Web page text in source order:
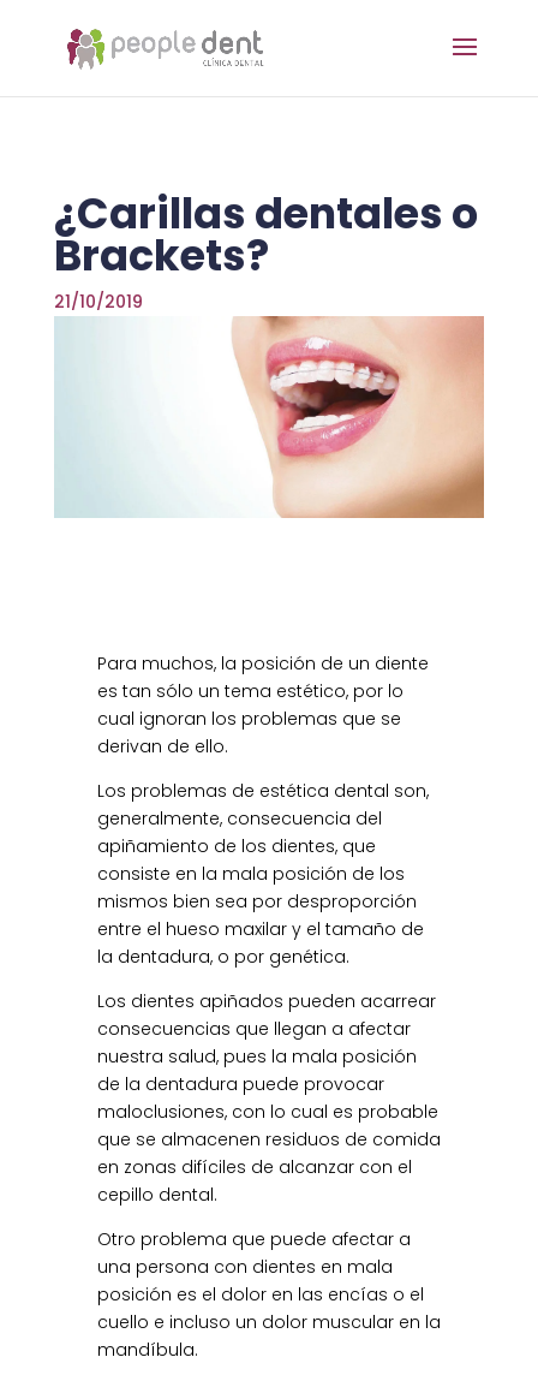
¿Carillas dentales o
Brackets?
21/10/2019
Para muchos, la posición de un diente
es tan sólo un tema estético, por lo
cual ignoran los problemas que se
derivan de ello.
Los problemas de estética dental son,
generalmente, consecuencia del
apiñamiento de los dientes, que
consiste en la mala posición de los
mismos bien sea por desproporción
entre el hueso maxilar y el tamaño de
la dentadura, o por genética.
Los dientes apiñados pueden acarrear
consecuencias que llegan a afectar
nuestra salud, pues la mala posición
de la dentadura puede provocar
maloclusiones, con lo cual es probable
que se almacenen residuos de comida
en zonas difíciles de alcanzar con el
cepillo dental.
Otro problema que puede afectar a
una persona con dientes en mala
posición es el dolor en las encías o el
cuello e incluso un dolor muscular en la
mandíbula.